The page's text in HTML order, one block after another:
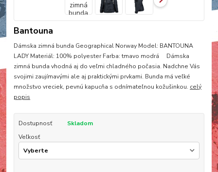
Bantouna
Dámska zimná bunda Geographical Norway Model: BANTOUNA
LADY Materiál: 100% polyester Farba: tmavo modrá Dámska
zimná bunda vhodná aj do veľmi chladného počasia. Nadchne Vás
svojimi zaujímavými ale aj praktickými prvkami. Bunda má veľké
množstvo vreciek, pevnú kapucňa s odnímateľnou kožušinkou. celý
popis
Dostupnosť
Skladom
Veľkosť